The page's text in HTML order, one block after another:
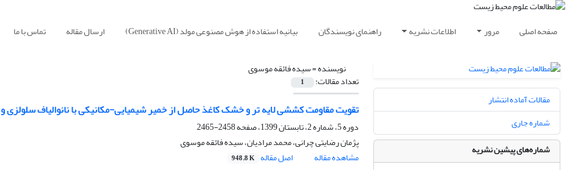
صفحه اصلی مرور اطلاعات نشریه راهنمای نویسندگان بیانیه استفاده از هوش مصنوعی مولد (Generative AI) ارسال مقاله تماس با ما
نویسنده =سیده فائقه موسوی
تعداد مقالات: 1
تقویت مقاومت کششی لایه تر و خشک کاغذ حاصل از خمیر شیمیایی-مکانیکی با نانوالیاف سلولزی و PAE
دوره 5، شماره 2، تابستان 1399، صفحه
2458-2465
پژمان رضایتی چرانی، محمد مرادیان، سیده فائقه موسوی
مشاهده مقاله
اصل مقاله 948.8 K
مقالات آماده انتشار
شماره جاری
شماره‌های پیشین نشریه